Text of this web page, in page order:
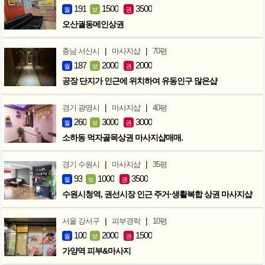
월 191 보 1500 권 3500
오산궐동메인상권
충남 서산시 | 마사지샵 | 70평
월 187 보 2000 권 2000
공장 단지가 인근에 위치하여 유동인구 많은샵
경기 광명시 | 마사지샵 | 40평
월 260 보 3000 권 3000
소하동 먹자골목상권 마사지샵매매.
경기 수원시 | 마사지샵 | 35평
월 93 보 1000 권 3500
수원시청역, 권선시장 인근 주거·생활복합 상권 마사지샵
서울 강서구 | 피부경락 | 10평
월 100 보 2000 권 1500
가양역 피부&마사지